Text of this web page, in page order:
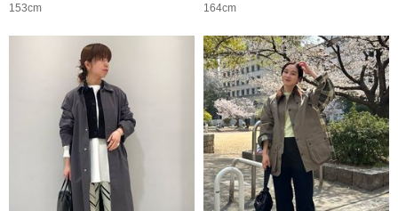
153cm
164cm